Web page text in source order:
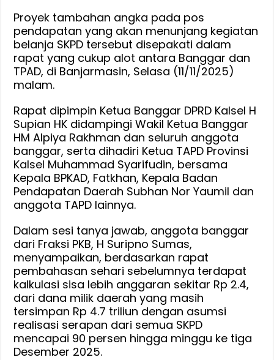
Triliun,
Total
Proyeksi
Sementara
Rp
Proyek tambahan angka pada pos
pendapatan yang akan menunjang kegiatan
belanja SKPD tersebut disepakati dalam
rapat yang cukup alot antara Banggar dan
TPAD, di Banjarmasin, Selasa (11/11/2025)
malam.
Rapat dipimpin Ketua Banggar DPRD Kalsel H
Supian HK didampingi Wakil Ketua Banggar
HM Alpiya Rakhman dan seluruh anggota
banggar, serta dihadiri Ketua TAPD Provinsi
Kalsel Muhammad Syarifudin, bersama
Kepala BPKAD, Fatkhan, Kepala Badan
Pendapatan Daerah Subhan Nor Yaumil dan
anggota TAPD lainnya.
Dalam sesi tanya jawab, anggota banggar
dari Fraksi PKB, H Suripno Sumas,
menyampaikan, berdasarkan rapat
pembahasan sehari sebelumnya terdapat
kalkulasi sisa lebih anggaran sekitar Rp 2.4,
dari dana milik daerah yang masih
tersimpan Rp 4.7 triliun dengan asumsi
realisasi serapan dari semua SKPD
mencapai 90 persen hingga minggu ke tiga
Desember 2025.